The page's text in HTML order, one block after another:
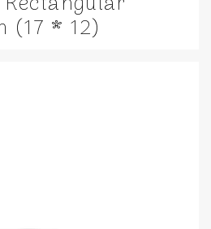
(17 * 12)